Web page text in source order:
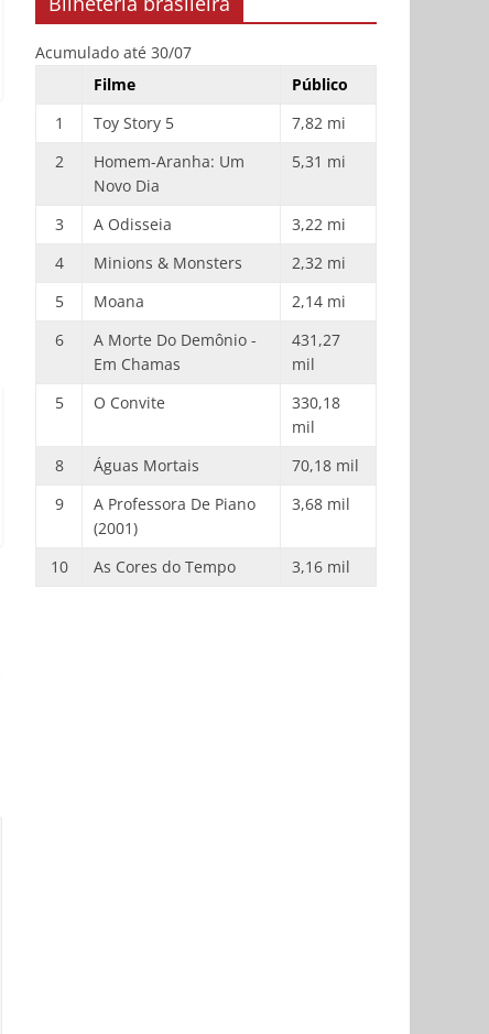
Acumulado até 30/07
Filme
Público
1
Toy Story 5
7,82 mi
2
Homem-Aranha: Um
Novo Dia
5,31 mi
3 A Odisseia
3,22 mi
4
Minions & Monsters
2,32 mi
5
Moana
2,14 mi
6
A Morte Do Demônio -
Em Chamas
431,27
mil
5
O Convite
330,18
mil
8
Águas Mortais
70,18 mil
9
A Professora De Piano
(2001)
3,68 mil
10 As Cores do Tempo 3,16 mil